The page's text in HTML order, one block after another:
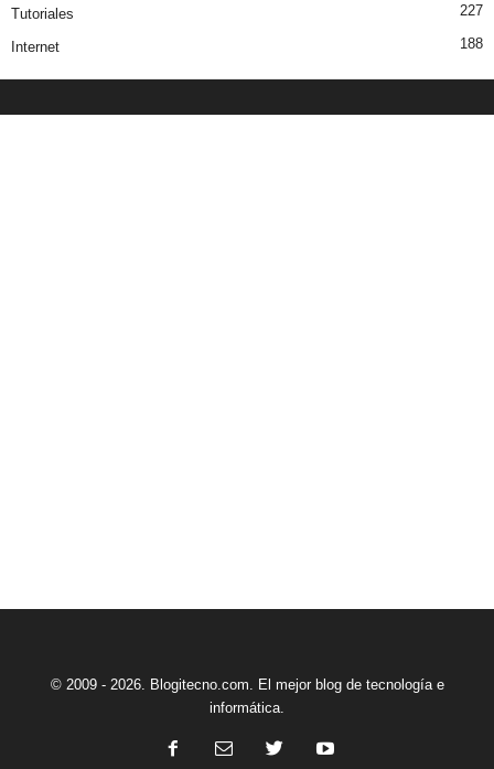
Tutoriales 227
Internet 188
© 2009 - 2026. Blogitecno.com. El mejor blog de tecnología e
informática.